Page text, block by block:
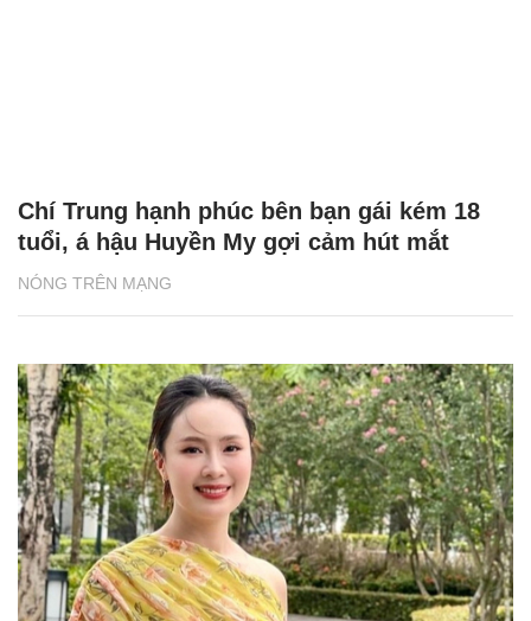
NÓNG TRÊN MẠNG
Chí Trung hạnh phúc bên bạn gái kém 18
tuổi, á hậu Huyền My gợi cảm hút mắt